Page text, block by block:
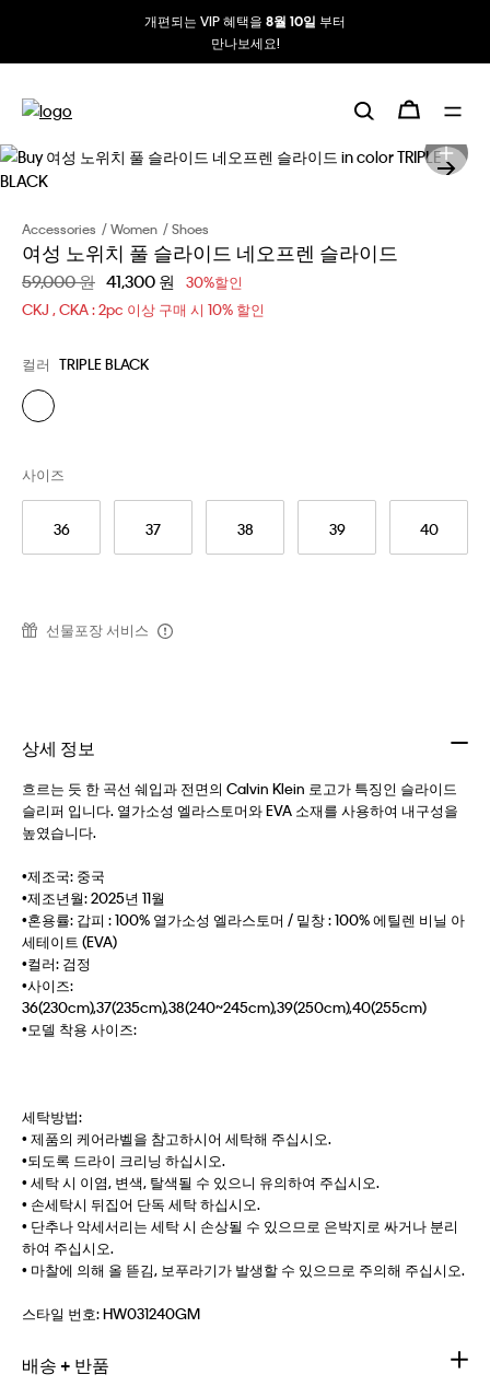
개편되는 VIP 혜택을 8월 10일 부터
만나보세요!
Accessories Women Shoes
여성 노위치 풀 슬라이드 네오프렌 슬라이드
할인 전 가격
59,000 원 할인된 가격
41,300 원
30%할인
CKJ , CKA : 2pc 이상 구매 시 10% 할인
컬러 TRIPLE BLACK
36 37 38 39 40
사이즈
선물포장 서비스
상세 정보
흐르는 듯 한 곡선 쉐입과 전면의 Calvin Klein 로고가 특징인 슬라이드
슬리퍼 입니다. 열가소성 엘라스토머와 EVA 소재를 사용하여 내구성을
높였습니다.
•제조국: 중국
•제조년월: 2025년 11월
•혼용률: 갑피 : 100% 열가소성 엘라스토머 / 밑창 : 100% 에틸렌 비닐 아
세테이트 (EVA)
•컬러: 검정
•사이즈:
36(230cm),37(235cm),38(240~245cm),39(250cm),40(255cm)
•모델 착용 사이즈:
세탁방법:
• 제품의 케어라벨을 참고하시어 세탁해 주십시오.
•되도록 드라이 크리닝 하십시오.
• 세탁 시 이염, 변색, 탈색될 수 있으니 유의하여 주십시오.
• 손세탁시 뒤집어 단독 세탁 하십시오.
• 단추나 악세서리는 세탁 시 손상될 수 있으므로 은박지로 싸거나 분리
하여 주십시오.
• 마찰에 의해 올 뜯김, 보푸라기가 발생할 수 있으므로 주의해 주십시오.
스타일 번호:HW031240GM
배송 + 반품